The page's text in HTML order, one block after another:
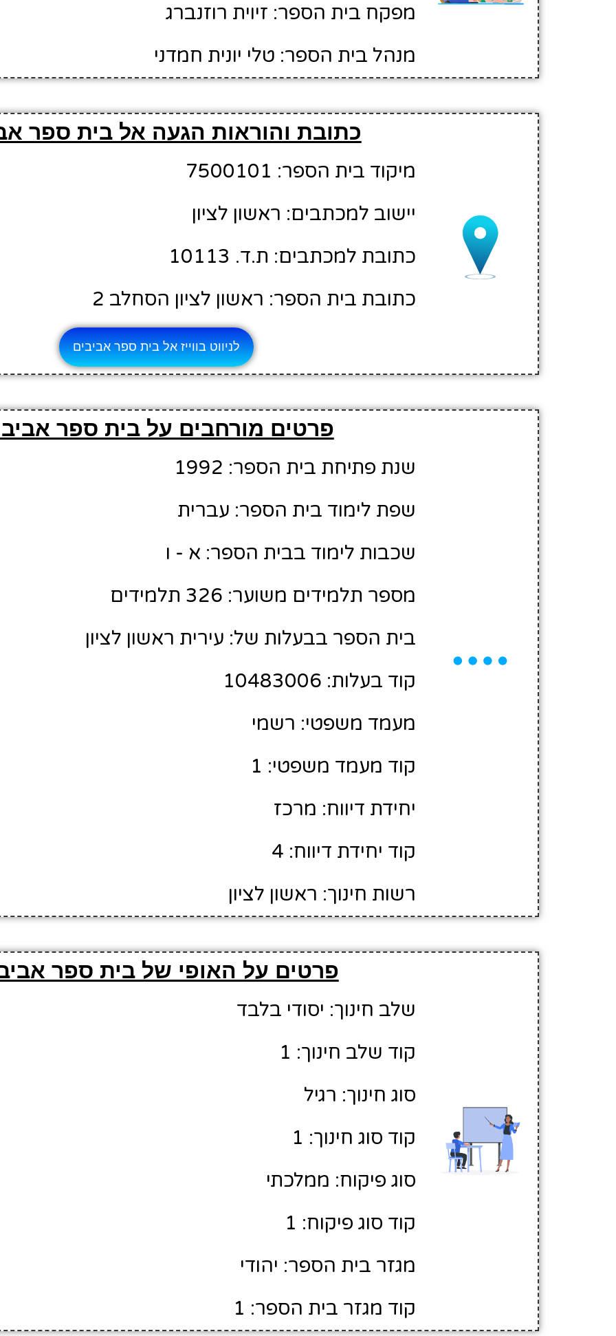
מפקח בית הספר: זיוית רוזנברג
מנהל בית הספר: טלי יונית חמדני
כתובת והוראות הגעה אל בית ספר
מיקוד בית הספר: 7500101
יישוב למכתבים: ראשון לציון
כתובת למכתבים: ת.ד. 10113
כתובת בית הספר: ראשון לציון הסחלב 2
לניווט בווייז אל בית ספר אביבים
פרטים מורחבים על בית ספר
שנת פתיחת בית הספר: 1992
שפת לימוד בית הספר: עברית
שכבות לימוד בבית הספר: א - ו
מספר תלמידים משוער: 326 תלמידים
בית הספר בבעלות של: עירית ראשון לציון
קוד בעלות: 10483006
מעמד משפטי: רשמי
קוד מעמד משפטי: 1
יחידת דיווח: מרכז
קוד יחידת דיווח: 4
רשות חינוך: ראשון לציון
פרטים על האופי של בית ספר
שלב חינוך: יסודי בלבד
קוד שלב חינוך: 1
סוג חינוך: רגיל
קוד סוג חינוך: 1
סוג פיקוח: ממלכתי
קוד סוג פיקוח: 1
מגזר בית הספר: יהודי
קוד מגזר בית הספר: 1